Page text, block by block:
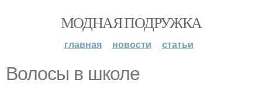
МОДНАЯ ПОДРУЖКА
главная новости статьи
Волосы в школе